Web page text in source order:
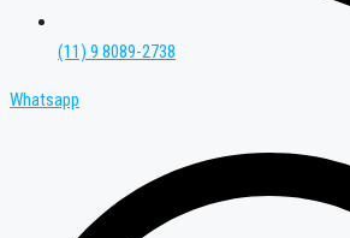
(11) 9 8089-2738
Whatsapp